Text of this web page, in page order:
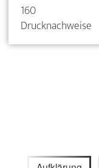
160
Drucknachweise